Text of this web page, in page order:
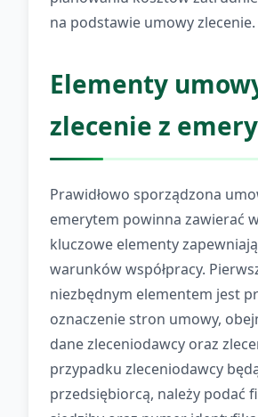
na podstawie umowy zlecenie.
Elementy
zlecenie z
Prawidłowo sporządzona
emerytem powinna zawierać
kluczowe elementy
warunków współpracy.
niezbędnym elementem jest
oznaczenie stron umowy,
dane zleceniodawcy oraz
przypadku zleceniodawcy
przedsiębiorcą, należy podać